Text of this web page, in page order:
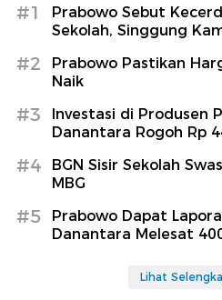
#1
Prabowo Sebut
Sekolah, Singgung
#2
Prabowo Pastikan
Naik
#3
Investasi di Produsen
Danantara Rogoh Rp
#4
BGN Sisir Sekolah
MBG
#5
Prabowo Dapat
Danantara Melesat
Lihat